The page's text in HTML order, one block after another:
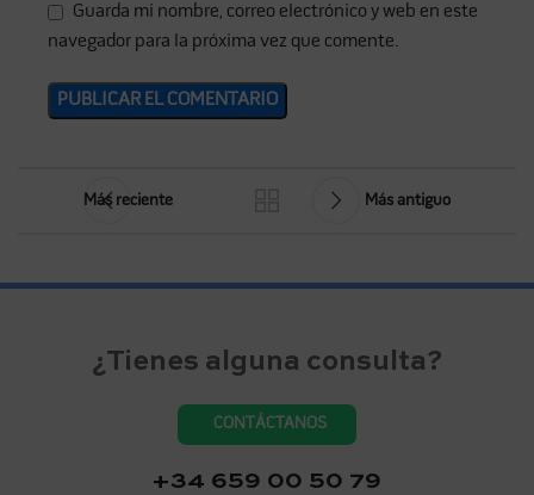
Guarda mi nombre, correo electrónico y web en este
navegador para la próxima vez que comente.
Más reciente Más antiguo
¿Tienes alguna consulta?
CONTÁCTANOS
+34 659 00 50 79